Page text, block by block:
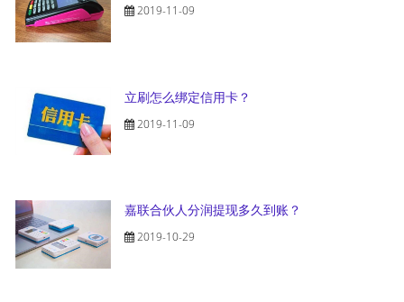
2019-11-09
立刷怎么绑定信用卡？
2019-11-09
嘉联合伙人分润提现多久到账？
2019-10-29